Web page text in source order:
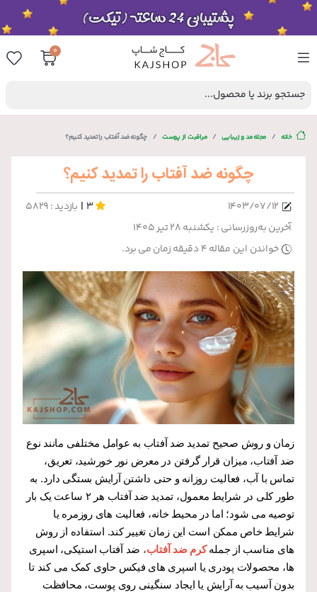
0
جستجو برند یا محصول...
خانه مجله مد و زیبایی مراقبت از پوست چگونه ضد آفتاب را تمدید کنیم؟
چگونه ضد آفتاب را تمدید کنیم؟
۱۴۰۳/۰۷/۱۲ 3
| بازدید : 5829
آخرین به‌روزرسانی : یکشنبه ۲۸ تیر ۱۴۰۵
خواندن این مقاله 4 دقیقه زمان می برد.
زمان و روش صحیح تمدید ضد آفتاب به عوامل مختلفی مانند نوع
ضد آفتاب، میزان قرار گرفتن در معرض نور خورشید، تعریق،
تماس با آب، فعالیت روزانه و حتی داشتن آرایش بستگی دارد. به
طور کلی در شرایط معمول، تمدید ضد آفتاب هر ۲ ساعت یک بار
توصیه می شود؛ اما در محیط خانه، فعالیت های روزمره یا
شرایط خاص ممکن است این زمان تغییر کند. استفاده از روش
های مناسب از جملهکرم ضد آفتاب، ضد آفتاب استیکی، اسپری
ها، محصولات پودری یا اسپری های فیکس حاوی کمک می کند تا
بدون آسیب به آرایش یا ایجاد سنگینی روی پوست، محافظت